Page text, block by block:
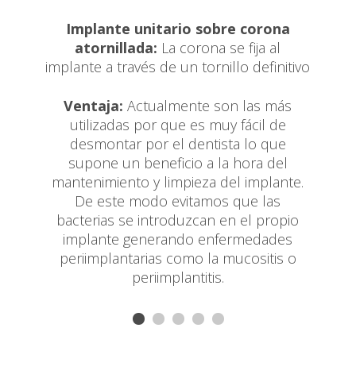
Implante unitario sobre corona
atornillada: La corona se fija al
implante a través de un tornillo definitivo
Ventaja: Actualmente son las más
utilizadas por que es muy fácil de
desmontar por el dentista lo que
supone un beneficio a la hora del
mantenimiento y limpieza del implante.
De este modo evitamos que las
bacterias se introduzcan en el propio
implante generando enfermedades
periimplantarias como la mucositis o
periimplantitis.